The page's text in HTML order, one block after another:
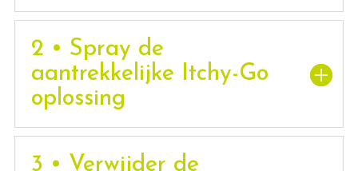
2 • Spray de
aantrekkelijke Itchy-Go
oplossing
3 • Verwijder de